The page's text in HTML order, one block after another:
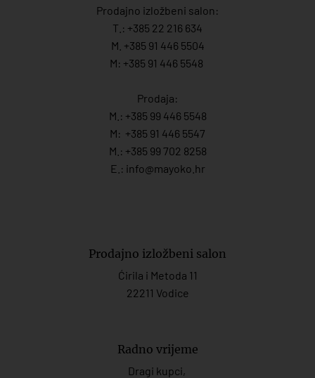
Prodajno izložbeni salon:
T.: +385 22 216 634
M. +385 91 446 5504
M: +385 91 446 5548
Prodaja:
M.: +385 99 446 5548
M: +385 91 446 5547
M.: +385 99 702 8258
E.: info@mayoko. hr
Prodajno izložbeni salon
Ćirila i Metoda 11
22211 Vodice
Radno vrijeme
Dragi kupci,